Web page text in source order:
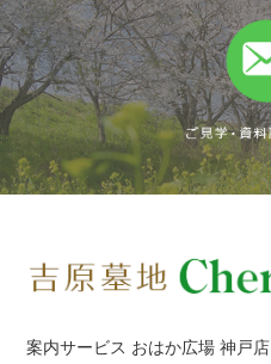
案内サービス おはか広場 神戸店